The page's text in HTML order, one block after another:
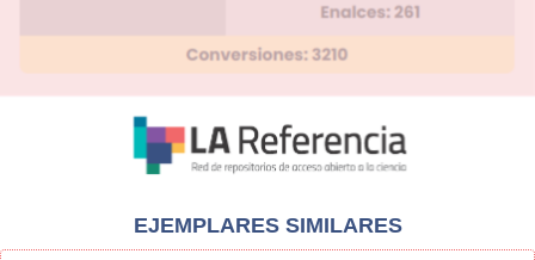
EJEMPLARES SIMILARES